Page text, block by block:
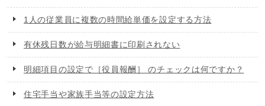
1人の従業員に複数の時間給単価を設定する方法
有休残日数が給与明細書に印刷されない
明細項目の設定で［役員報酬］ のチェックは何ですか？
住宅手当や家族手当等の設定方法